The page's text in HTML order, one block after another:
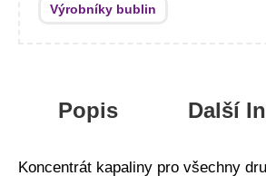
Výrobníky bublin
Popis Další
Koncentrát kapaliny pro všechny